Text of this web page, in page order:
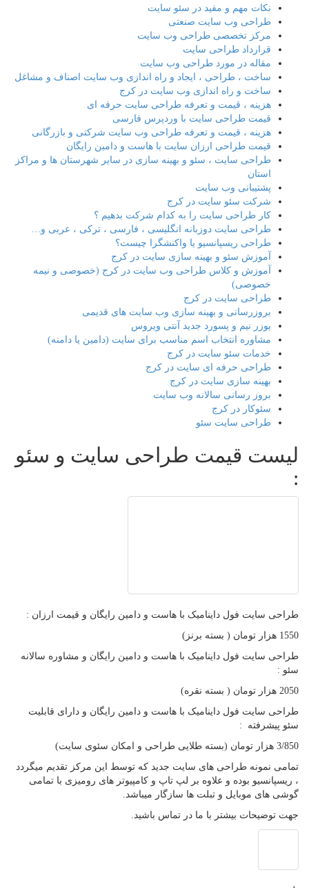
نکات مهم و مفید در سئو سایت
طراحی وب سایت صنعتی
مرکز تخصصی طراحی وب سایت
قرارداد طراحی سایت
مقاله در مورد طراحی وب سایت
ساخت ، طراحی ، ایجاد و راه اندازی وب سایت اصناف و مشاغل
ساخت و راه اندازی وب سایت در کرج
هزینه ، قیمت و تعرفه طراحی سایت حرفه ای
قیمت طراحی سایت با وردپرس فارسی
هزینه ، قیمت و تعرفه طراحی وب سایت شرکتی و بازرگانی
قیمت طراحی ارزان سایت با هاست و دامین رایگان
طراحی سایت ، سئو و بهینه سازی در سایر شهرستان ها و مراکز
استان
پشتیبانی وب سایت
شرکت سئو سایت در کرج
کار طراحی سایت را به کدام شرکت بدهیم ؟
طراحی سایت دوزبانه انگلیسی ، فارسی ، ترکی ، عربی و…
طراحی ریسپانسیو یا واکنشگرا چیست؟
آموزش سئو و بهینه سازی سایت در کرج
آموزش و کلاس طراحی وب سایت در کرج (خصوصی و نیمه
خصوصی)
طراحی سایت در کرج
بروزرسانی و بهینه سازی وب سایت های قدیمی
یوزر نیم و پسورد جدید آنتی ویروس
مشاوره انتخاب اسم مناسب برای سایت (دامین یا دامنه)
خدمات سئو سایت در کرج
طراحی حرفه ای سایت در کرج
بهینه سازی سایت در کرج
بروز رسانی سالانه وب سایت
سئوکار در کرج
طراحی سایت سئو
لیست قیمت طراحی سایت و سئو
:
طراحی سایت فول داینامیک با هاست و دامین رایگان و قیمت ارزان :
1550 هزار تومان ( بسته برنز)
طراحی سایت فول داینامیک با هاست و دامین رایگان و مشاوره سالانه
سئو :
2050 هزار تومان ( بسته نقره)
طراحی سایت فول داینامیک با هاست و دامین رایگان و دارای قابلیت
سئو پیشرفته :
3/850 هزار تومان (بسته طلایی طراحی و امکان سئوی سایت)
تمامی نمونه طراحی های سایت جدید که توسط این مرکز تقدیم میگردد
، ریسپانسیو بوده و علاوه بر لپ تاپ و کامپیوتر های رومیزی با تمامی
گوشی های موبایل و تبلت ها سازگار میباشد.
جهت توضیحات بیشتر با ما در تماس باشید.